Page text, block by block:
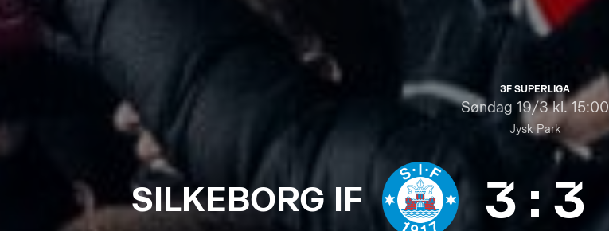
3F SUPERLIGA
Søndag 19/3 kl. 15:00
Jysk Park
SILKEBORG IF 3 : 3